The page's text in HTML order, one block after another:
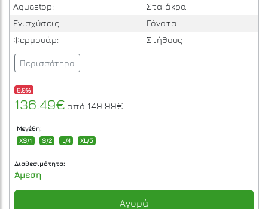
Aquastop:
Στα άκρα
Ενισχύσεις:
Γόνατα
Φερμουάρ:
Στήθους
Περισσότερα
9.0%
136.49€ από 149.99€
Μεγέθη:
XS/1
S/2 L/4 XL/5
Διαθεσιμότητα:
Άμεση
Αγορά